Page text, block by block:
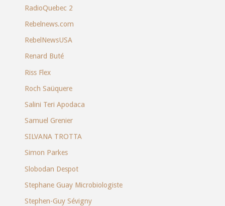
RadioQuebec 2
Rebelnews.com
RebelNewsUSA
Renard Buté
Riss Flex
Roch Saüquere
Salini Teri Apodaca
Samuel Grenier
SILVANA TROTTA
Simon Parkes
Slobodan Despot
Stephane Guay Microbiologiste
Stephen-Guy Sévigny